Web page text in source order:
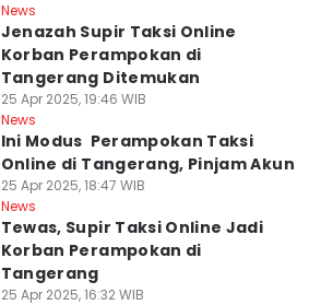
News
Jenazah Supir Taksi Online
Korban Perampokan di
Tangerang Ditemukan
25 Apr 2025, 19:46 WIB
News
Ini Modus Perampokan Taksi
Online di Tangerang, Pinjam Akun
25 Apr 2025, 18:47 WIB
News
Tewas, Supir Taksi Online Jadi
Korban Perampokan di
Tangerang
25 Apr 2025, 16:32 WIB